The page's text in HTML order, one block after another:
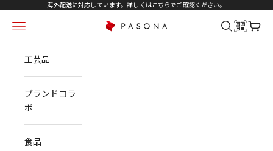
コンテンツへスキップ海外配送に対応しています。詳しくはこちらでご確認ください。
PASONA NATUREVERSE
メニュー 検索 カート
工芸品
ブランドコラ
ボ
食品